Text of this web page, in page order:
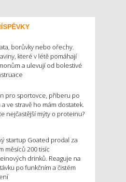
borůvky nebo ořechy.
které v létě pomáhají
a ulevují od bolestivé
pro sportovce, přiberu po
a ve stravě ho mám dostatek.
nejčastější mýty o proteinu?
startup Goated prodal za
měsíců 200 tisíc
drinků. Reaguje na
po funkčním a čistém